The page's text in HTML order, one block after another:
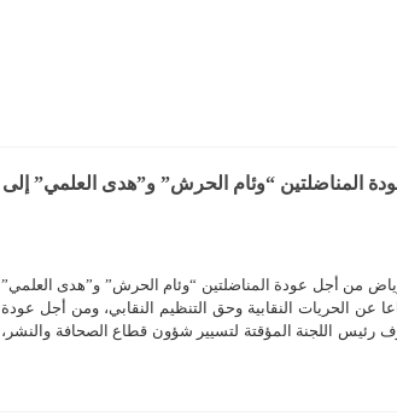
المناضلتين “وئام الحرش” و”هدى العلمي” إلى
من أجل عودة المناضلتين “وئام الحرش” و”هدى العلمي”
2025- الساعة 10 والنصف صباحا دفاعا عن الحريات النقابية وحق التنظيم النقابي، ومن أجل عودة
رئيس اللجنة المؤقتة لتسيير شؤون قطاع الصحافة والنشر،